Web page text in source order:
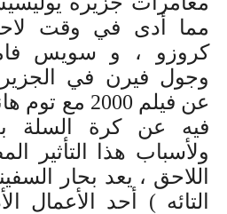
مما أدى في وقت
كروزو ، و سويس
وجول فيرن في
عن فيلم
فيه عن كرة السلة
ولأسباب هذا التأثير
اللاحق ، يعد بحار
التائه ) أحد الأعمال